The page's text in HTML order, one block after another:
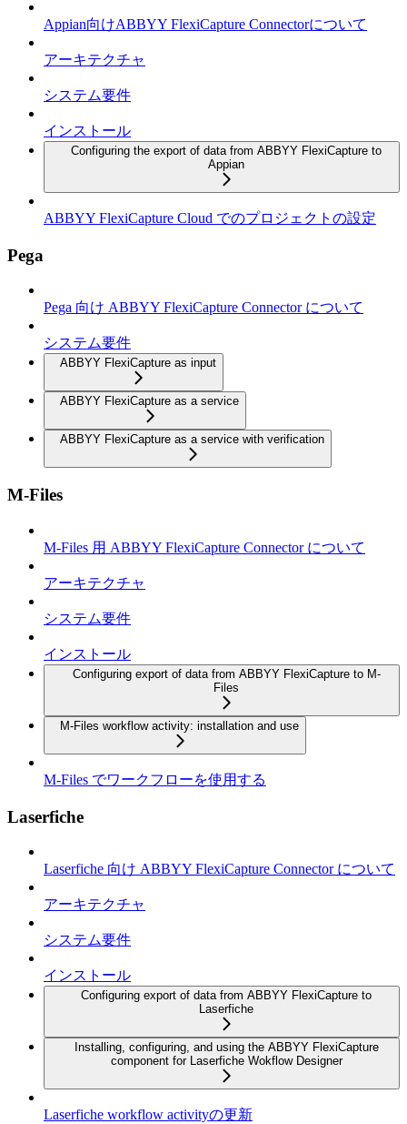
Appian向けABBYY FlexiCapture Connectorについて
アーキテクチャ
システム要件
インストール
Configuring the export of data from ABBYY FlexiCapture to
Appian
ABBYY FlexiCapture Cloud でのプロジェクトの設定
Pega
Pega 向け ABBYY FlexiCapture Connector について
システム要件
ABBYY FlexiCapture as input
ABBYY FlexiCapture as a service
ABBYY FlexiCapture as a service with verification
M-Files
M-Files 用 ABBYY FlexiCapture Connector について
アーキテクチャ
システム要件
インストール
Configuring export of data from ABBYY FlexiCapture to M-
Files
M-Files workflow activity: installation and use
M-Files でワークフローを使用する
Laserfiche
Laserfiche 向け ABBYY FlexiCapture Connector について
アーキテクチャ
システム要件
インストール
Configuring export of data from ABBYY FlexiCapture to
Laserfiche
Installing, configuring, and using the ABBYY FlexiCapture
component for Laserfiche Wokflow Designer
Laserfiche workflow activityの更新